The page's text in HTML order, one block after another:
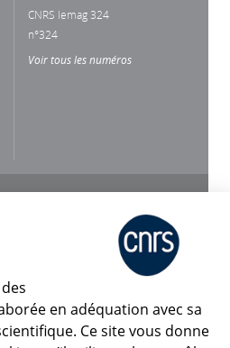
CNRS lemag 324
n°324
Voir tous les numéros
Le Mag
en adéquation avec sa
Ce site vous donne